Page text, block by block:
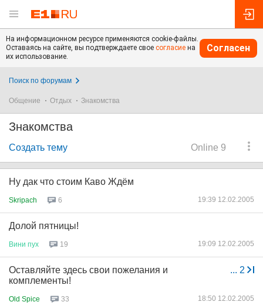
На информационном ресурсе применяются cookie-файлы.
Оставаясь на сайте, вы подтверждаете свое согласие на
их использование.
Согласен
Поиск по форумам
Общение Отдых Знакомства
Знакомства
Online 9
Создать тему
Ну дак что стоим Каво Ждём
Skripach 6 19:39 12.02.2005
Долой пятницы!
Вини пух 19 19:09 12.02.2005
... 2
Оставляйте здесь свои пожелания и
комплементы!
Old Spice 33 18:50 12.02.2005